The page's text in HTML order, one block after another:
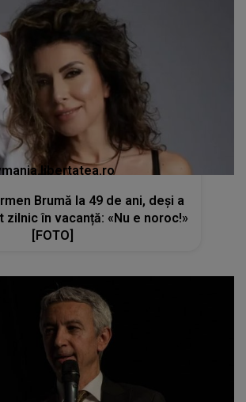
Brumă la 49 de ani, deși a
în vacanță: «Nu e noroc!»
[FOTO]